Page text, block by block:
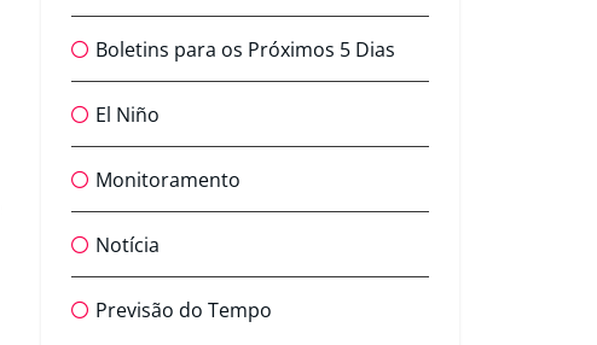
Boletins para os Próximos 5 Dias
El Niño
Monitoramento
Notícia
Previsão do Tempo